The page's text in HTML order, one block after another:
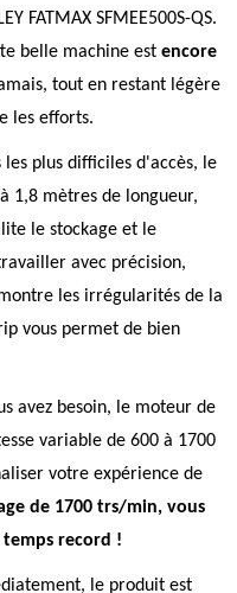
FATMAX SFMEE500S-QS.
belle machine est encore
tout en restant légère
les efforts.
les plus difficiles d'accès, le
1,8 mètres de longueur,
le stockage et le
avec précision,
les irrégularités de la
vous permet de bien
avez besoin, le moteur de
variable de 600 à 1700
votre expérience de
de 1700 trs/min, vous
record !
le produit est